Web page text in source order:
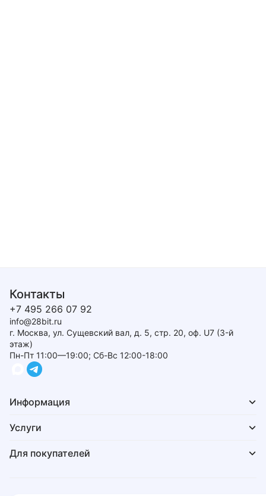
Контакты
+7 495 266 07 92
info@28bit.ru
г. Москва, ул. Сущевский вал, д. 5, стр. 20, оф. U7 (3-й
этаж)
Пн-Пт 11:00—19:00; Сб-Вс 12:00-18:00
Информация
Услуги
Для покупателей